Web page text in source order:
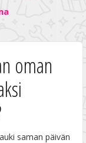
oman
saman päivän